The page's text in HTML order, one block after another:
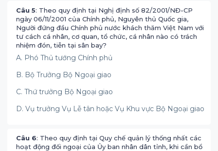
Câu 5: Theo quy định tại Nghị định số 82/2001/NĐ-CP
ngày 06/11/2001 của Chính phủ, Nguyên thủ Quốc gia,
Người đứng đầu Chính phủ nước khách thăm Việt Nam với
tư cách cá nhân, cơ quan, tổ chức, cá nhân nào có trách
nhiệm đón, tiễn tại sân bay?
A. Phó Thủ tướng Chính phủ
B. Bộ Trưởng Bộ Ngoại giao
C. Thứ trưởng Bộ Ngoại giao
D. Vụ trưởng Vụ Lễ tân hoặc Vụ Khu vực Bộ Ngoại giao
Câu 6: Theo quy định tại Quy chế quản lý thống nhất các
hoạt động đối ngoại của Ủy ban nhân dân tỉnh, khi cần bổ